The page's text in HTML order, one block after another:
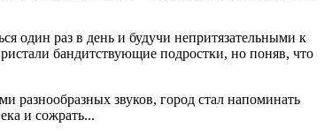
один раз в день и будучи непритязательными к
бандитствующие подростки, но поняв, что
звуков, город стал напоминать
и сожрать...